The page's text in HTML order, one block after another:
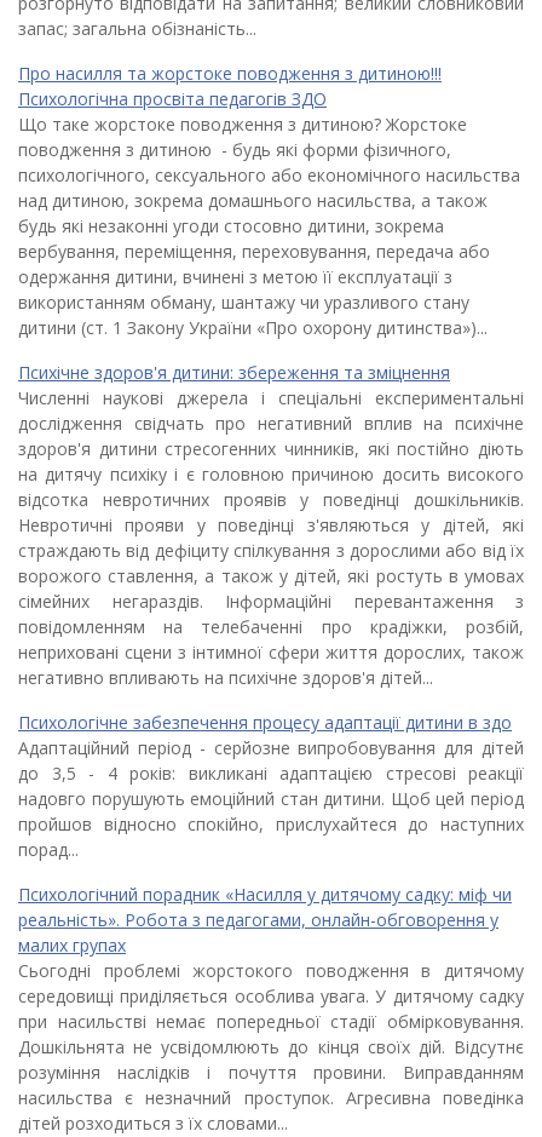
запас; загальна обізнаність...
Про насилля та жорстоке поводження з дитиною!!!
Психологічна просвіта педагогів ЗДО
Що таке жорстоке поводження з дитиною? Жорстоке
поводження з дитиною - будь які форми фізичного,
психологічного, сексуального або економічного насильства
над дитиною, зокрема домашнього насильства, а також
будь які незаконні угоди стосовно дитини, зокрема
вербування, переміщення, переховування, передача або
одержання дитини, вчинені з метою її експлуатації з
використанням обману, шантажу чи уразливого стану
дитини (ст. 1 Закону України «Про охорону дитинства»)...
Психічне здоров'я дитини: збереження та зміцнення
Численні наукові джерела і спеціальні експериментальні
дослідження свідчать про негативний вплив на психічне
здоров'я дитини стресогенних чинників, які постійно діють
на дитячу психіку і є головною причиною досить високого
відсотка невротичних проявів у поведінці дошкільників.
Невротичні прояви у поведінці з'являються у дітей, які
страждають від дефіциту спілкування з дорослими або від їх
ворожого ставлення, а також у дітей, які ростуть в умовах
сімейних негараздів. Інформаційні перевантаження з
повідомленням на телебаченні про крадіжки, розбій,
неприховані сцени з інтимної сфери життя дорослих, також
негативно впливають на психічне здоров'я дітей...
Психологічне забезпечення процесу адаптації дитини в здо
Адаптаційний період - серйозне випробовування для дітей
до 3,5 - 4 років: викликані адаптацією стресові реакції
надовго порушують емоційний стан дитини. Щоб цей період
пройшов відносно спокійно, прислухайтеся до наступних
порад...
Психологічний порадник «Насилля у дитячому садку: міф чи
реальність». Робота з педагогами, онлайн-обговорення у
малих групах
Сьогодні проблемі жорстокого поводження в дитячому
середовищі приділяється особлива увага. У дитячому садку
при насильстві немає попередньої стадії обмірковування.
Дошкільнята не усвідомлюють до кінця своїх дій. Відсутнє
розуміння наслідків і почуття провини. Виправданням
насильства є незначний проступок. Агресивна поведінка
дітей розходиться з їх словами...